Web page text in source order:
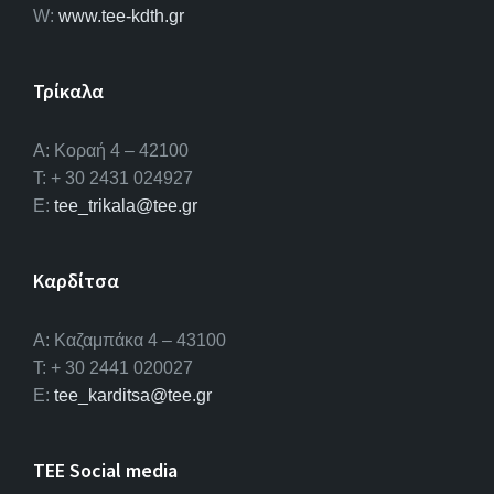
W: www.tee-kdth.gr
Τρίκαλα
Α: Κοραή 4 – 42100
T: + 30 2431 024927
E: tee_trikala@tee.gr
Καρδίτσα
Α: Καζαμπάκα 4 – 43100
T: + 30 2441 020027
E: tee_karditsa@tee.gr
TEE Social media